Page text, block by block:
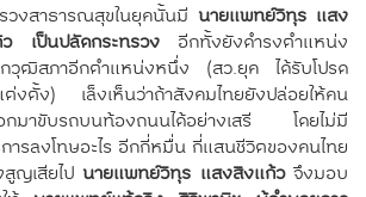
วงสาธารณสุขในยุคนั้นมี นายแพทย์วิทุร แสง
เป็นปลัดกระทรวงอีกทั้งยังดำรงตำแหน่ง
วุฒิสภาอีกตำแหน่งหนึ่ง (สว.ยุค ได้รับโปรด
ต่งตั้ง) เล็งเห็นว่าถ้าสังคมไทยยังปล่อยให้คน
กมาขับรถบนท้องถนนได้อย่างเสรี โดยไม่มี
ารลงโทษอะไร อีกกี่หมื่น กี่แสนชีวิตของคนไทย
ญเสียไปนายแพทย์วิทุร แสงสิงแก้วจึงมอบ